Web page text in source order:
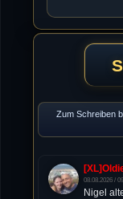
Zum Schreiben
08.08.2026 /
Nigel